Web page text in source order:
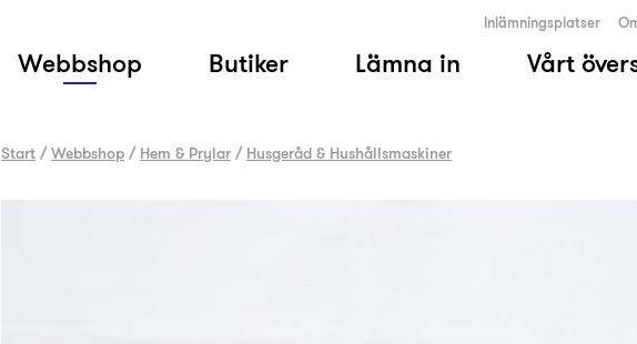
Webbshop Butiker Lämna in Vårt
Inlämningsplatser
Start /Webbshop / Hem & Prylar / Husgeråd & Hushållsmaskiner